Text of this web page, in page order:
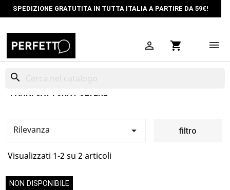
SPEDIZIONE GRATUTITA IN TUTTA ITALIA A PARTIRE DA 59€!
 shopping_cart
search
PANNI CATTURA POLVERE
Rilevanza  filtro
Visualizzati 1-2 su 2 articoli
NON DISPONIBILE